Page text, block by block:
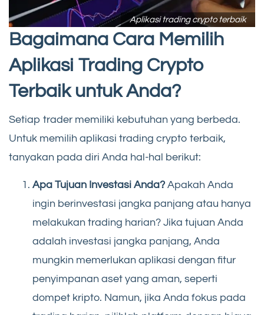
Aplikasi trading crypto terbaik
Bagaimana Cara Memilih
Aplikasi Trading Crypto
Terbaik untuk Anda?
Setiap trader memiliki kebutuhan yang berbeda.
Untuk memilih aplikasi trading crypto terbaik,
tanyakan pada diri Anda hal-hal berikut:
Apa Tujuan Investasi Anda? Apakah Anda
ingin berinvestasi jangka panjang atau hanya
melakukan trading harian? Jika tujuan Anda
adalah investasi jangka panjang, Anda
mungkin memerlukan aplikasi dengan fitur
penyimpanan aset yang aman, seperti
dompet kripto. Namun, jika Anda fokus pada